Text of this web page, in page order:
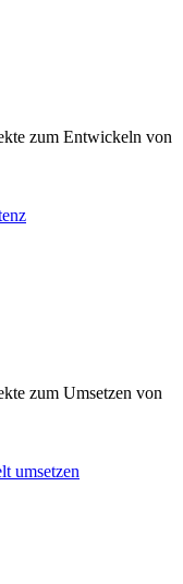
zum Entwickeln von
zum Umsetzen von
umsetzen